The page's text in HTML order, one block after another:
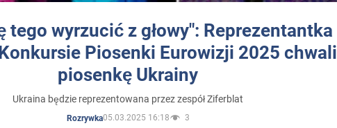
tego wyrzucić z głowy": Reprezentantka
Piosenki Eurowizji 2025 chwali
piosenkę Ukrainy
Ukraina będzie reprezentowana przez zespół Ziferblat
Rozrywka05.03.2025 16:18 3